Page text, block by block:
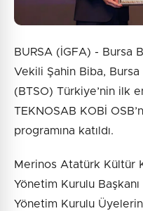
BURSA (İGFA) - Bursa
Vekili Şahin Biba, Bursa
(BTSO) Türkiye’nin ilk
TEKNOSAB KOBİ
programına katıldı.
Merinos Atatürk Kültür
Yönetim Kurulu
Yönetim Kurulu